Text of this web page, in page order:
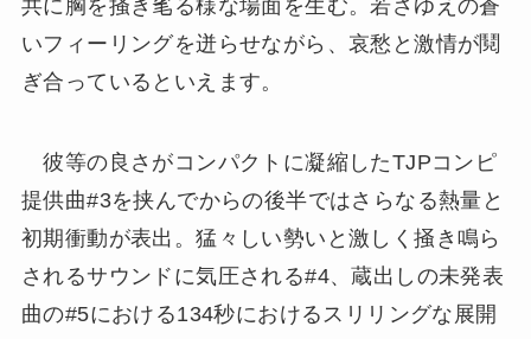
共に胸を掻き毟る様な場面を生む。若さゆえの蒼
いフィーリングを迸らせながら、哀愁と激情が鬩
ぎ合っているといえます。
彼等の良さがコンパクトに凝縮したTJPコンピ
提供曲#3を挟んでからの後半ではさらなる熱量と
初期衝動が表出。猛々しい勢いと激しく掻き鳴ら
されるサウンドに気圧される#4、蔵出しの未発表
曲の#5における134秒におけるスリリングな展開